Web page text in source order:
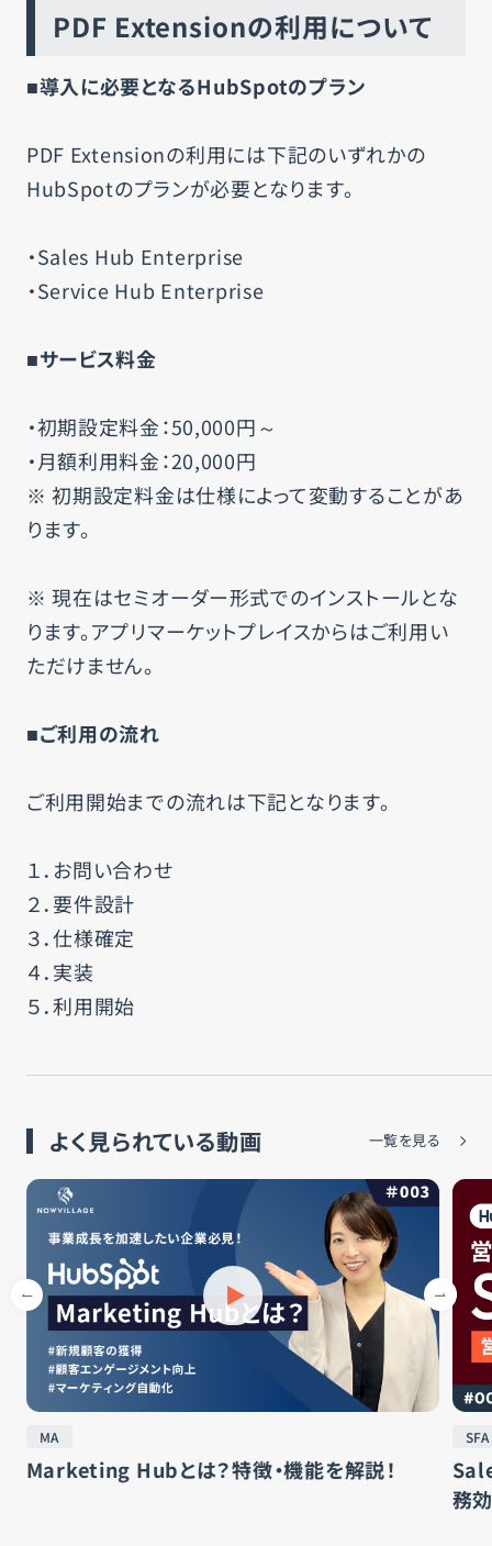
PDF Extensionの利用について
■導入に必要となるHubSpotのプラン
PDF Extensionの利用には下記のいずれかの
HubSpotのプランが必要となります。
・Sales Hub Enterprise
・Service Hub Enterprise
■サービス料金
・初期設定料金：50,000円～
・月額利用料金：20,000円
※ 初期設定料金は仕様によって変動することがあ
ります。
※ 現在はセミオーダー形式でのインストールとな
ります。アプリマーケットプレイスからはご利用い
ただけません。
■ご利用の流れ
ご利用開始までの流れは下記となります。
１．お問い合わせ
２．要件設計
３．仕様確定
４．実装
５．利用開始
よく見られている動画
MA
Marketing Hubとは？特徴・機能を解説！
SFA
務
一覧を見る